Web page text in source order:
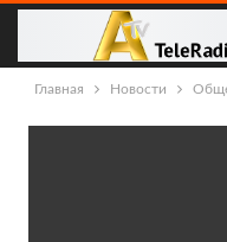
Главная Новости